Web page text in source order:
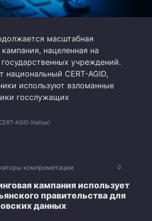
масштабная
нацеленная на
учреждений.
национальный CERT-AGID,
используют взломанные
госслужащих
AGID (Italiya)
0
компрометации
кампания использует
правительства для
данных